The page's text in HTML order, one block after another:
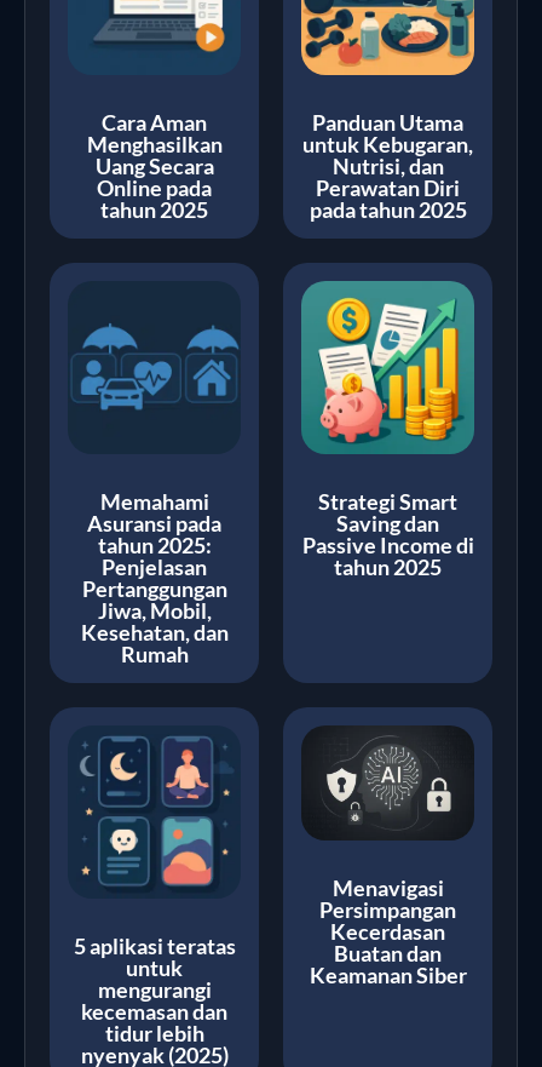
Cara Aman
Menghasilkan
Uang Secara
Online pada
tahun 2025
Panduan Utama
untuk Kebugaran,
Nutrisi, dan
Perawatan Diri
pada tahun 2025
Memahami
Asuransi pada
tahun 2025:
Penjelasan
Pertanggungan
Jiwa, Mobil,
Kesehatan, dan
Rumah
Strategi Smart
Saving dan
Passive Income di
tahun 2025
5 aplikasi teratas
untuk
mengurangi
kecemasan dan
tidur lebih
nyenyak (2025)
Menavigasi
Persimpangan
Kecerdasan
Buatan dan
Keamanan Siber